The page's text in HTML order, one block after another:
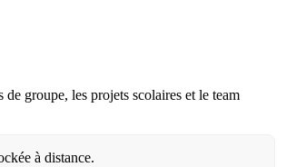
groupe, les projets scolaires et le team
à distance.